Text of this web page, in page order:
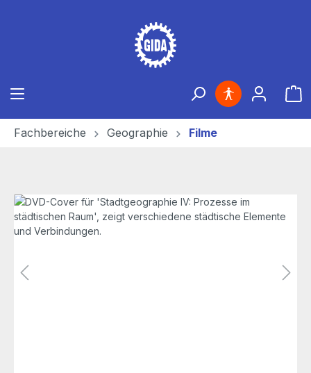
Fachbereiche Geographie Filme
Bildergalerie überspringen